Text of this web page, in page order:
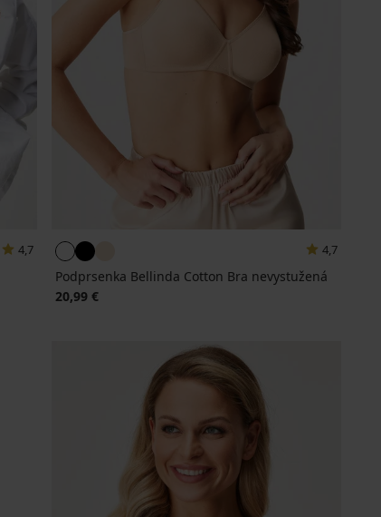
4,7 4,7
Podprsenka Bellinda Cotton Bra nevystužená
20,99 €